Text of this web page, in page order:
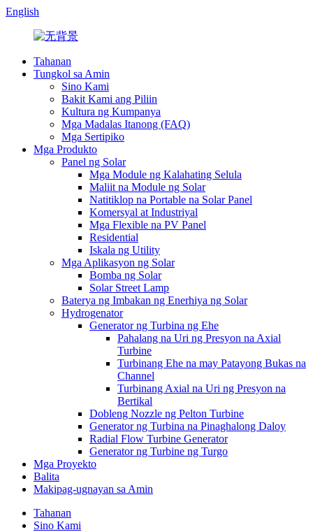
English
Tahanan
Tungkol sa Amin
Sino Kami
Bakit Kami ang Piliin
Kultura ng Kumpanya
Mga Madalas Itanong (FAQ)
Mga Sertipiko
Mga Produkto
Panel ng Solar
Mga Module ng Kalahating Selula
Maliit na Module ng Solar
Natitiklop na Portable na Solar Panel
Komersyal at Industriyal
Mga Flexible na PV Panel
Residential
Iskala ng Utility
Mga Aplikasyon ng Solar
Bomba ng Solar
Solar Street Lamp
Baterya ng Imbakan ng Enerhiya ng Solar
Hydrogenator
Generator ng Turbina ng Ehe
Pahalang na Uri ng Presyon na Axial
Turbine
Turbinang Ehe na may Patayong Bukas na
Channel
Turbinang Axial na Uri ng Presyon na
Bertikal
Dobleng Nozzle ng Pelton Turbine
Generator ng Turbina na Pinaghalong Daloy
Radial Flow Turbine Generator
Generator ng Turbine ng Turgo
Mga Proyekto
Balita
Makipag-ugnayan sa Amin
Tahanan
Sino Kami